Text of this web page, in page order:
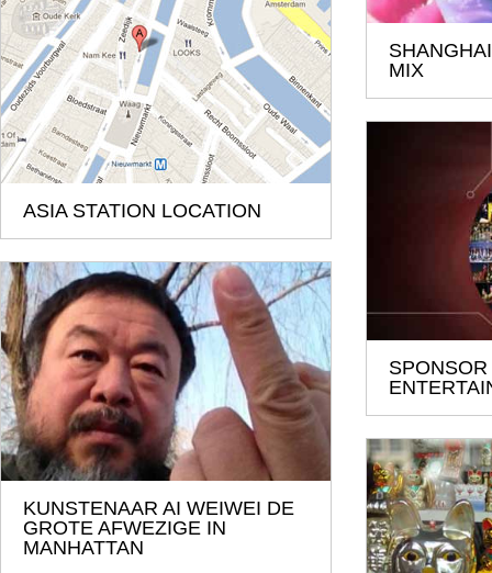
MIX
ASIA STATION LOCATION
KUNSTENAAR AI WEIWEI DE
GROTE AFWEZIGE IN
MANHATTAN